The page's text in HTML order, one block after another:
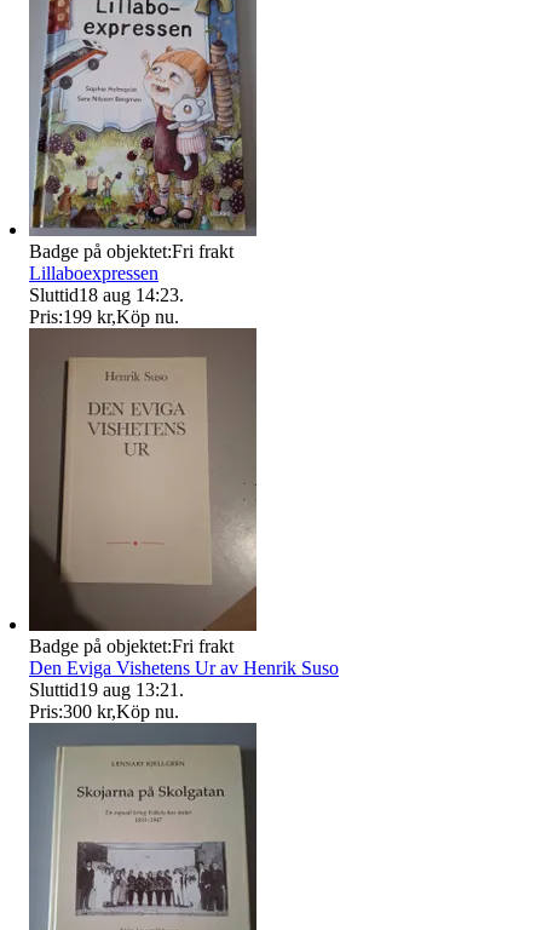
Badge på objektet:Fri frakt
Lillaboexpressen
Sluttid18 aug 14:23.
Pris:199 kr,Köp nu.
Badge på objektet:Fri frakt
Den Eviga Vishetens Ur av Henrik Suso
Sluttid19 aug 13:21 .
Pris:300 kr,Köp nu.